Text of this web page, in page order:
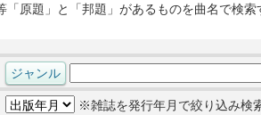
「原題」と「邦題」があるものを曲名で検
※雑誌を発行年月で絞り込み検